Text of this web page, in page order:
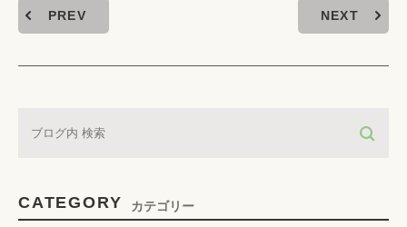
PREV NEXT
CATEGORY カテゴリー